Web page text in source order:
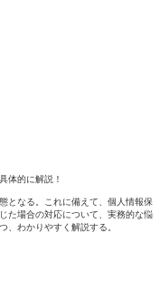
体的に解説！
となる。これに備えて、個人情報保
た場合の対応について、実務的な悩
、わかりやすく解説する。